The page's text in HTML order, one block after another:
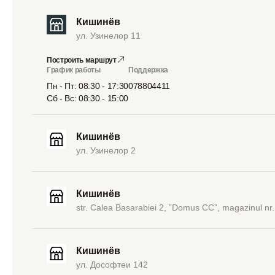
Кишинёв
ул. Узинелор 11
Построить маршрут
График работы
Пн - Пт: 08:30 - 17:30
Сб - Вс: 08:30 - 15:00
Поддержка
078804411
Кишинёв
ул. Узинелор 2
Кишинёв
str. Calea Basarabiei 2, ”Domus CC”, magazinul
Кишинёв
ул. Дософтеи 142